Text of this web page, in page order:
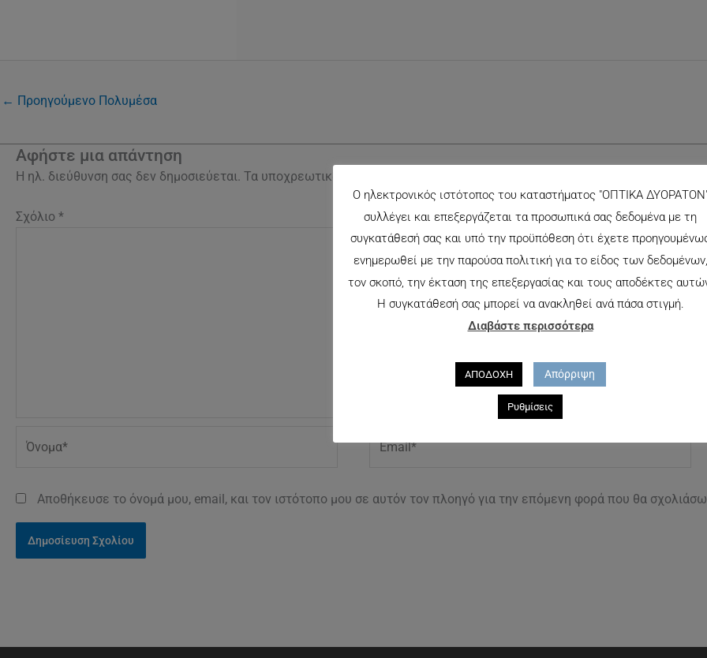
← Προηγούμενο Πολυμέσα
Αφήστε μια απάντηση
Η ηλ. διεύθυνση σας δεν δημοσιεύεται. Τα υποχρεωτικά πεδία σημειώνονται με
Σχόλιο *
Αποθήκευσε το όνομά μου, email, και τον ιστότοπο μου σε αυτόν τον πλοηγό για την επόμενη φορά που θα
Ο ηλεκτρονικός ιστότοπος του καταστήματος "ΟΠΤΙΚΑ
συλλέγει και επεξεργάζεται τα προσωπικά σας δεδομένα με τη
συγκατάθεσή σας και υπό την προϋπόθεση ότι έχετε
ενημερωθεί με την παρούσα πολιτική για το είδος των δεδομένων,
τον σκοπό, την έκταση της επεξεργασίας και τους αποδέκτες
Η συγκατάθεσή σας μπορεί να ανακληθεί ανά πάσα στιγμή.
Διαβάστε περισσότερα
ΑΠΟΔΟΧΗ Απόρριψη
Ρυθμίσεις